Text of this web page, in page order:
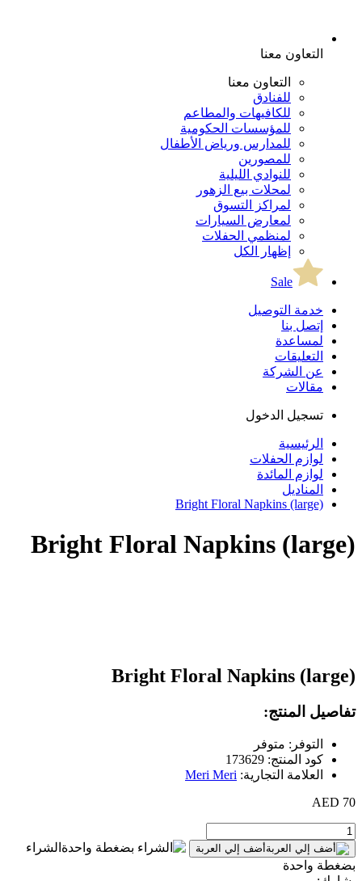
التعاون معنا
التعاون معنا
للفنادق
للكافيهات والمطاعم
للمؤسسات الحكومية
للمدارس ورياض الأطفال
للمصورين
للنوادي الليلية
لمحلات بيع الزهور
لمراكز التسوق
لمعارض السيارات
لمنظمي الحفلات
إظهار الكل
Sale
خدمة التوصيل
إتصل بنا
لمساعدة
التعليقات
عن الشركة
مقالات
تسجيل الدخول
الرئيسية
لوازم الحفلات
لوازم المائدة
المناديل
Bright Floral Napkins (large)
Bright Floral Napkins (large)
Bright Floral Napkins (large)
تفاصيل المنتج:
التوفر: متوفر
كود المنتج: 173629
العلامة التجارية: Meri Meri
70 AED
أضف إلي العربة
الشراء
بضغطة واحدة